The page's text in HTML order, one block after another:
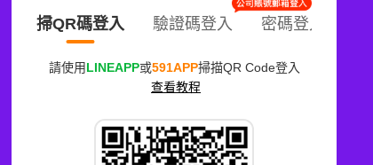
掃QR碼登入 驗證碼登入 密碼登入
請使用LINEAPP或591APP掃描QR Code登入
查看教程